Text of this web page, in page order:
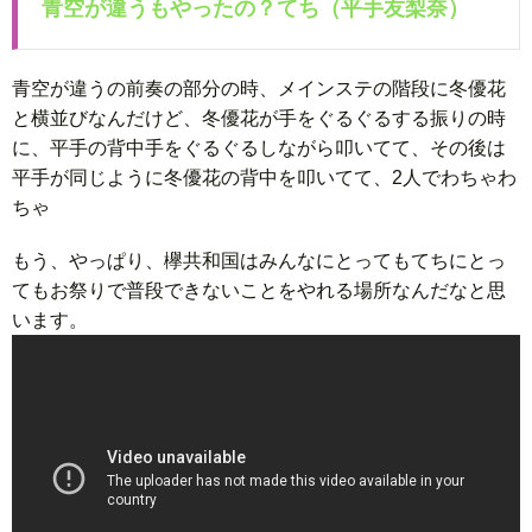
青空が違うもやったの？てち（平手友梨奈）
青空が違うの前奏の部分の時、メインステの階段に冬優花
と横並びなんだけど、冬優花が手をぐるぐるする振りの時
に、平手の背中手をぐるぐるしながら叩いてて、その後は
平手が同じように冬優花の背中を叩いてて、2人でわちゃわ
ちゃ
もう、やっぱり、欅共和国はみんなにとってもてちにとっ
てもお祭りで普段できないことをやれる場所なんだなと思
います。